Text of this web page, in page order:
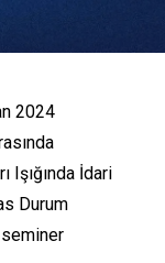
2024
Işığında İdari
Durum